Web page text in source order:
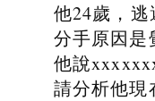
他24歲，逃
分手原因是
他說
請分析他現